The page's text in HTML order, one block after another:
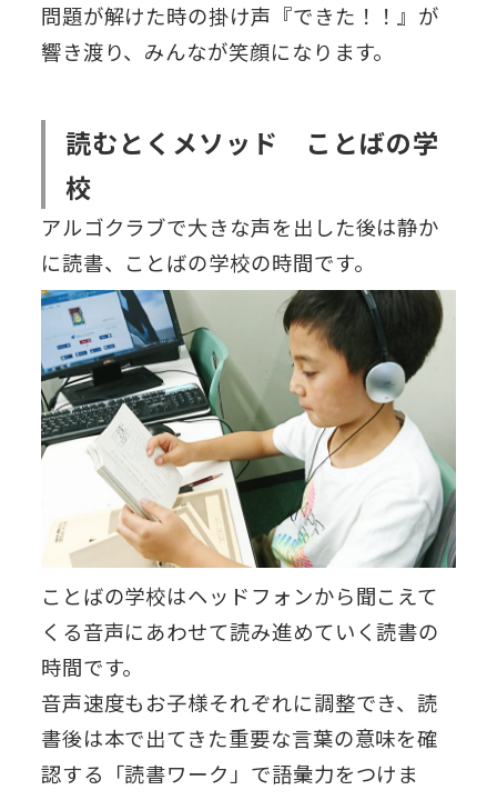
問題が解けた時の掛け声『できた！！』が
響き渡り、みんなが笑顔になります。
読むとくメソッド ことばの学
校
アルゴクラブで大きな声を出した後は静か
に読書、ことばの学校の時間です。
ことばの学校はヘッドフォンから聞こえて
くる音声にあわせて読み進めていく読書の
時間です。
音声速度もお子様それぞれに調整でき、読
書後は本で出てきた重要な言葉の意味を確
認する「読書ワーク」で語彙力をつけま